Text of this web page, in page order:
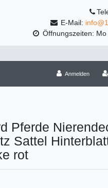
E-Mail:
Öffnungszeiten:
Anmelden
Pferde
Sattel
rot